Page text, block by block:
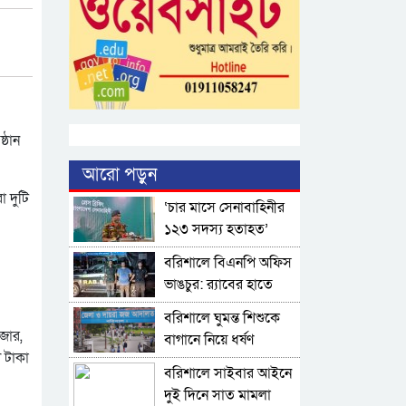
দুটি
আরো পড়ুন
‘চার মাসে সেনাবাহিনীর
১২৩ সদস্য হতাহত’
বরিশালে বিএনপি অফিস
ভাঙচুর: র‌্য‍াবের হাতে
সাদ্দাম শাহ‍্ গ্রেপ্তার
বরিশালে ঘুমন্ত শিশুকে
বাগানে নিয়ে ধর্ষণ
বরিশালে সাইবার আইনে
দুই দিনে সাত মামলা